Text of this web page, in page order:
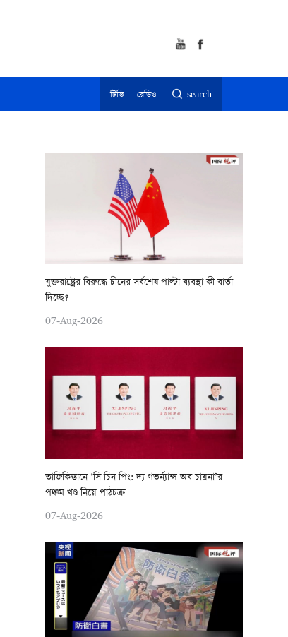
টিভি রেডিও search
যুক্তরাষ্ট্রের বিরুদ্ধে চীনের সর্বশেষ পাল্টা ব্যবস্থা কী বার্তা
দিচ্ছে?
07-Aug-2026
তাজিকিস্তানে ‘সি চিন পিং: দ্য গভর্ন্যান্স অব চায়না’র
পঞ্চম খণ্ড নিয়ে পাঠচক্র
07-Aug-2026